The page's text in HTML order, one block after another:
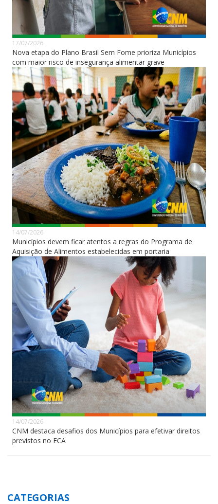
17/07/2026
Nova etapa do Plano Brasil Sem Fome prioriza Municípios
com maior risco de insegurança alimentar grave
14/07/2026
Municípios devem ficar atentos a regras do Programa de
Aquisição de Alimentos estabelecidas em portaria
14/07/2026
CNM destaca desafios dos Municípios para efetivar direitos
previstos no ECA
CATEGORIAS